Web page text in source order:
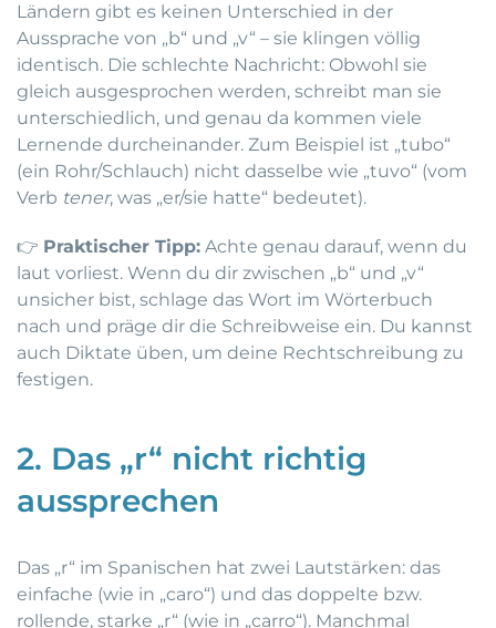
Ländern gibt es keinen Unterschied in der
Aussprache von „b“ und „v“ – sie klingen völlig
identisch. Die schlechte Nachricht: Obwohl sie
gleich ausgesprochen werden, schreibt man sie
unterschiedlich, und genau da kommen viele
Lernende durcheinander. Zum Beispiel ist „tubo“
(ein Rohr/Schlauch) nicht dasselbe wie „tuvo“ (vom
Verb tener, was „er/sie hatte“ bedeutet).
👉 Praktischer Tipp: Achte genau darauf, wenn du
laut vorliest. Wenn du dir zwischen „b“ und „v“
unsicher bist, schlage das Wort im Wörterbuch
nach und präge dir die Schreibweise ein. Du kannst
auch Diktate üben, um deine Rechtschreibung zu
festigen.
2. Das „r“ nicht richtig
aussprechen
Das „r“ im Spanischen hat zwei Lautstärken: das
einfache (wie in „caro“) und das doppelte bzw.
rollende, starke „r“ (wie in „carro“). Manchmal